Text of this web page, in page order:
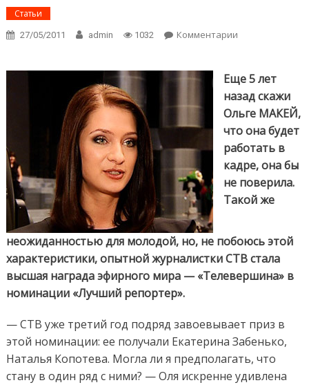
Статьи
27/05/2011 admin 1032 Комментарии
эксклюзивом
все
Еще 5 лет
назад скажи
Ольге МАКЕЙ,
что она будет
работать в
кадре, она бы
не поверила.
Такой же
неожиданностью для молодой, но, не побоюсь этой
характеристики, опытной журналистки СТВ стала
высшая награда эфирного мира — «Телевершина» в
номинации «Лучший репортер».
— СТВ уже третий год подряд завоевывает приз в
этой номинации: ее получали Екатерина Забенько,
Наталья Копотева. Могла ли я предполагать, что
стану в один ряд с ними? — Оля искренне удивлена